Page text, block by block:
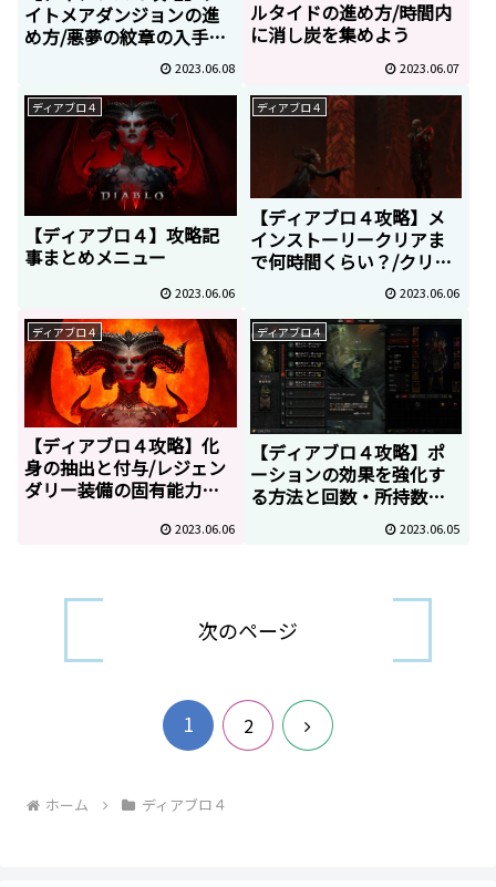
イトメアダンジョンの進
め方/悪夢の紋章の入手方
2023.06.08
ルタイドの進め方/時間内
に消し炭を集めよう
2023.06.07
ディアブロ４
【ディアブロ４】攻略記
事まとめメニュー
2023.06.06
ディアブロ４
【ディアブロ４攻略】メ
インストーリークリアま
で何時間くらい？/クリア
後の解放要素は？ 2023.06.06
ディアブロ４
【ディアブロ４攻略】化
身の抽出と付与/レジェン
ダリー装備の固有能力付
2023.06.06
ディアブロ４
【ディアブロ４攻略】ポ
ーションの効果を強化す
る方法と回数・所持数上
2023.06.05
次のページ
1 2
次
ホーム ディアブロ４